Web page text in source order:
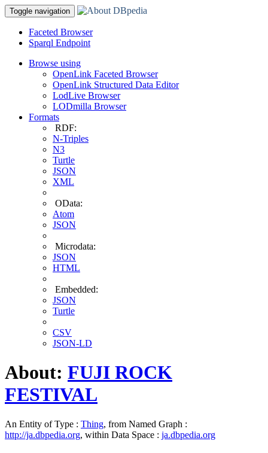
Toggle navigation
Faceted Browser
Sparql Endpoint
Browse using
OpenLink Faceted Browser
OpenLink Structured Data Editor
LodLive Browser
LODmilla Browser
Formats
RDF:
N-Triples
N3
Turtle
JSON
XML
OData:
Atom
JSON
Microdata:
JSON
HTML
Embedded:
JSON
Turtle
CSV
JSON-LD
About: FUJI ROCK
FESTIVAL
An Entity of Type : Thing, from Named Graph :
http://ja.dbpedia.org, within Data Space : ja.dbpedia.org